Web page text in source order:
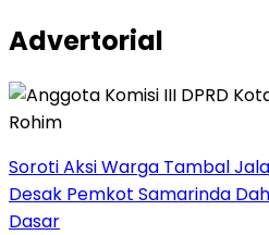
Advertorial
Soroti Aksi Warga Tambal
Desak Pemkot Samarinda
Dasar